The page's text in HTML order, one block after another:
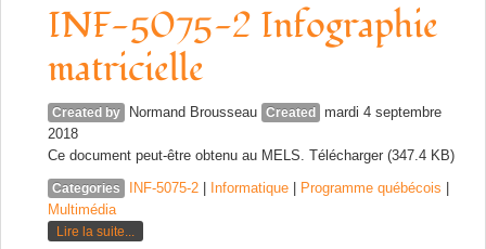
INF-5075-2 Infographie
matricielle
Created by Normand Brousseau Created
mardi 4 septembre
2018
Ce document peut-être obtenu au MELS. Télécharger (347.4 KB)
Categories INF-5075-2 Informatique Programme québécois
Multimédia
Lire la suite...